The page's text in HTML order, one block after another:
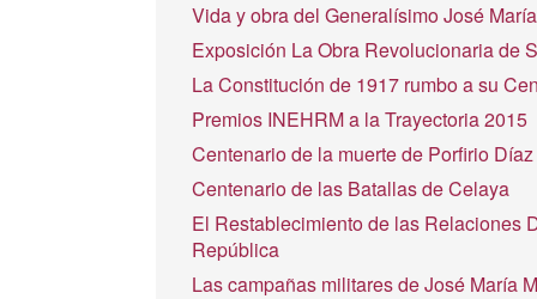
Vida y obra del Generalísimo José
Exposición La Obra Revolucionaria de
La Constitución de 1917 rumbo a su
Premios INEHRM a la Trayectoria 2015
Centenario de la muerte de Porfirio Díaz
Centenario de las Batallas de Celaya
El Restablecimiento de las Relaciones
República
Las campañas militares de José María